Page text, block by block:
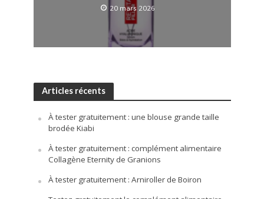
20 mars 2026
Articles récents
À tester gratuitement : une blouse grande taille
brodée Kiabi
À tester gratuitement : complément alimentaire
Collagène Eternity de Granions
À tester gratuitement : Arniroller de Boiron